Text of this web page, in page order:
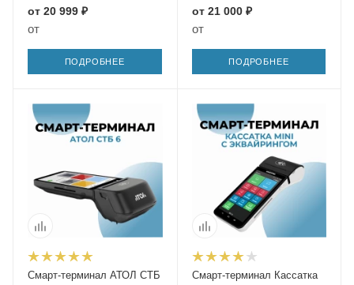
от 20 999 ₽
от
ПОДРОБНЕЕ
от 21 000 ₽
от
ПОДРОБНЕЕ
Смарт-терминал АТОЛ СТБ
Смарт-терминал Кассатка